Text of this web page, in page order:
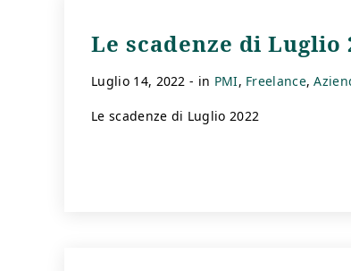
Le scadenze di Luglio
luglio 14, 2022 - in PMI Freelance
Le scadenze di Luglio 2022